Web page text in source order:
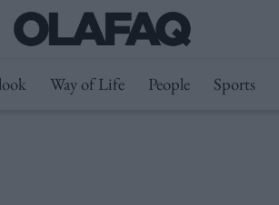
Way of Life People Sports